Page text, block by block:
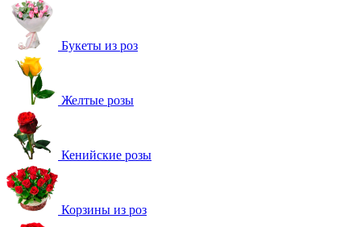
Букеты из роз
Желтые розы
Кенийские розы
Корзины из роз